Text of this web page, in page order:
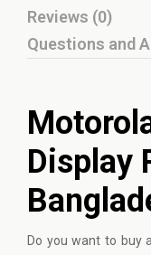
Reviews (0)
Questions and
Display
Do you want to buy